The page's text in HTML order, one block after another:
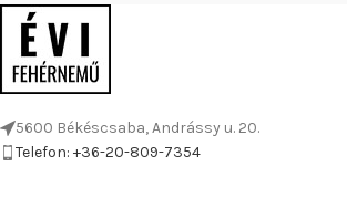
5600 Békéscsaba, Andrássy u. 20.
Telefon: +36-20-809-7354